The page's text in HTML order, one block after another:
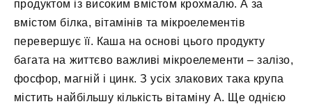
продуктом із високим вмістом крохмалю. А за
вмістом білка, вітамінів та мікроелементів
перевершує її. Каша на основі цього продукту
багата на життєво важливі мікроелементи – залізо,
фосфор, магній і цинк. З усіх злакових така крупа
містить найбільшу кількість вітаміну А. Ще однією